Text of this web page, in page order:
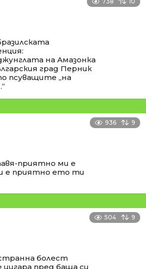
на Амазонка
град Перник
псуващите „на
936 9
приятно ми е
е приятно ето ти
504 9
болест
пред баща си